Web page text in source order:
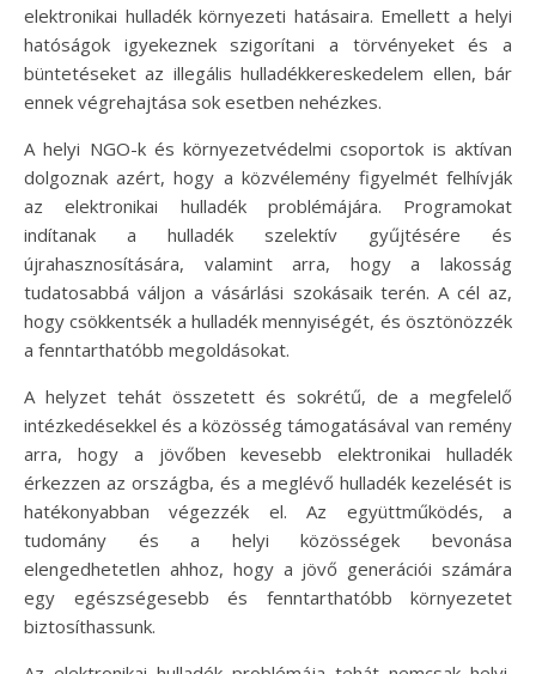
elektronikai hulladék környezeti hatásaira. Emellett a helyi
hatóságok igyekeznek szigorítani a törvényeket és a
büntetéseket az illegális hulladékkereskedelem ellen, bár
ennek végrehajtása sok esetben nehézkes.
A helyi NGO-k és környezetvédelmi csoportok is aktívan
dolgoznak azért, hogy a közvélemény figyelmét felhívják
az elektronikai hulladék problémájára. Programokat
indítanak a hulladék szelektív gyűjtésére és
újrahasznosítására, valamint arra, hogy a lakosság
tudatosabbá váljon a vásárlási szokásaik terén. A cél az,
hogy csökkentsék a hulladék mennyiségét, és ösztönözzék
a fenntarthatóbb megoldásokat.
A helyzet tehát összetett és sokrétű, de a megfelelő
intézkedésekkel és a közösség támogatásával van remény
arra, hogy a jövőben kevesebb elektronikai hulladék
érkezzen az országba, és a meglévő hulladék kezelését is
hatékonyabban végezzék el. Az együttműködés, a
tudomány és a helyi közösségek bevonása
elengedhetetlen ahhoz, hogy a jövő generációi számára
egy egészségesebb és fenntarthatóbb környezetet
biztosíthassunk.